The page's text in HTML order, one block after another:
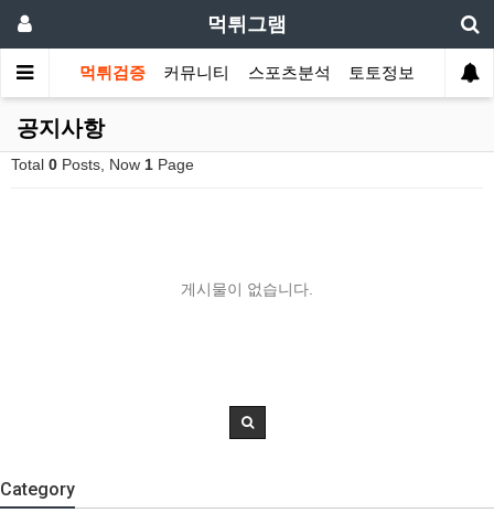
먹튀그램
먹튀검증 커뮤니티 스포츠분석 토토정보
공지사항
Total 0 Posts, Now 1 Page
게시물이 없습니다.
Category